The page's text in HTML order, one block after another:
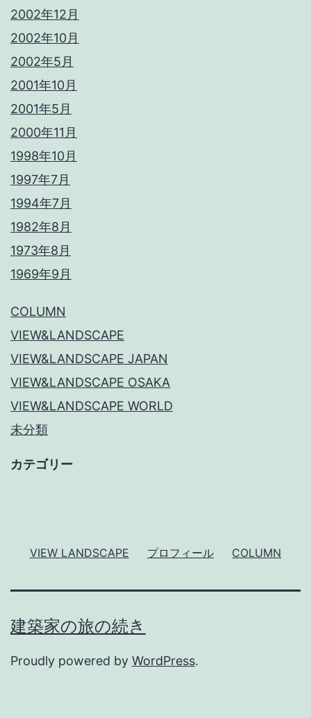
2002年12月
2002年10月
2002年5月
2001年10月
2001年5月
2000年11月
1998年10月
1997年7月
1994年7月
1982年8月
1973年8月
1969年9月
COLUMN
VIEW&LANDSCAPE
VIEW&LANDSCAPE JAPAN
VIEW&LANDSCAPE OSAKA
VIEW&LANDSCAPE WORLD
未分類
カテゴリー
VIEW LANDSCAPE プロフィール COLUMN
建築家の旅の続き
Proudly powered by WordPress.